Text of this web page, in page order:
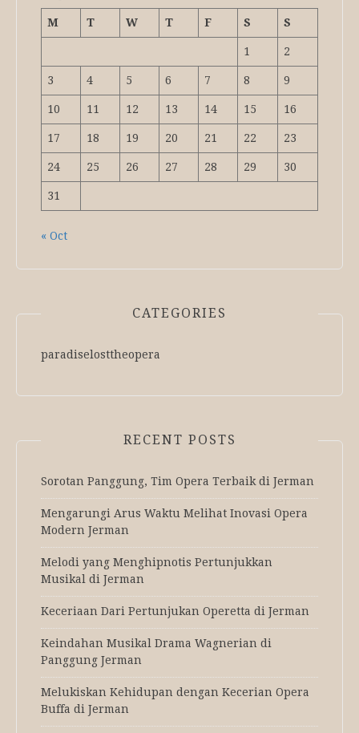
M T W T F S S
1 2
3 4 5 6 7 8 9
10 11 12 13 14 15 16
17 18 19 20 21 22 23
24 25 26 27 28 29 30
31
« Oct
CATEGORIES
paradiselosttheopera
RECENT POSTS
Sorotan Panggung, Tim Opera Terbaik di Jerman
Mengarungi Arus Waktu Melihat Inovasi Opera
Modern Jerman
Melodi yang Menghipnotis Pertunjukkan
Musikal di Jerman
Keceriaan Dari Pertunjukan Operetta di Jerman
Keindahan Musikal Drama Wagnerian di
Panggung Jerman
Melukiskan Kehidupan dengan Kecerian Opera
Buffa di Jerman